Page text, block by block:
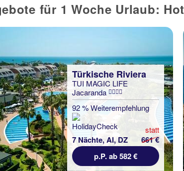
für 1 Woche Urlaub:
Türkische Riviera
TUI MAGIC LIFE
Jacaranda
92 % Weiterempfehlung
7 Nächte, AI, DZ
statt
661 €
p.P. ab 582 €